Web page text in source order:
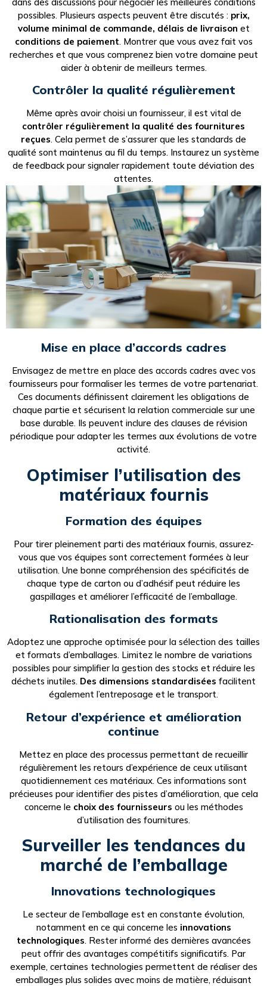
possibles. Plusieurs aspects peuvent être discutés : prix,
volume minimal de commande, délais de livraison et
conditions de paiement. Montrer que vous avez fait vos
recherches et que vous comprenez bien votre domaine peut
aider à obtenir de meilleurs termes.
Contrôler la qualité régulièrement
Même après avoir choisi un fournisseur, il est vital de
contrôler régulièrement la qualité des fournitures
reçues. Cela permet de s’assurer que les standards de
qualité sont maintenus au fil du temps. Instaurez un système
de feedback pour signaler rapidement toute déviation des
attentes.
Mise en place d’accords cadres
Envisagez de mettre en place des accords cadres avec vos
fournisseurs pour formaliser les termes de votre partenariat.
Ces documents définissent clairement les obligations de
chaque partie et sécurisent la relation commerciale sur une
base durable. Ils peuvent inclure des clauses de révision
périodique pour adapter les termes aux évolutions de votre
activité.
Optimiser l’utilisation des
matériaux fournis
Formation des équipes
Pour tirer pleinement parti des matériaux fournis, assurez-
vous que vos équipes sont correctement formées à leur
utilisation. Une bonne compréhension des spécificités de
chaque type de carton ou d’adhésif peut réduire les
gaspillages et améliorer l’efficacité de l’emballage.
Rationalisation des formats
Adoptez une approche optimisée pour la sélection des tailles
et formats d’emballages. Limitez le nombre de variations
possibles pour simplifier la gestion des stocks et réduire les
déchets inutiles. Des dimensions standardisées facilitent
également l’entreposage et le transport.
Retour d’expérience et amélioration
continue
Mettez en place des processus permettant de recueillir
régulièrement les retours d’expérience de ceux utilisant
quotidiennement ces matériaux. Ces informations sont
précieuses pour identifier des pistes d’amélioration, que cela
concerne le choix des fournisseurs ou les méthodes
d’utilisation des fournitures.
Surveiller les tendances du
marché de l’emballage
Innovations technologiques
Le secteur de l’emballage est en constante évolution,
notamment en ce qui concerne les innovations
technologiques. Rester informé des dernières avancées
peut offrir des avantages compétitifs significatifs. Par
exemple, certaines technologies permettent de réaliser des
emballages plus solides avec moins de matière, réduisant